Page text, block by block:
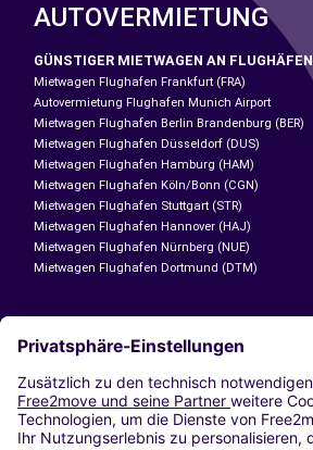
AUTOVERMIETUNG
GÜNSTIGER MIETWAGEN AN FLUGHÄFEN
Mietwagen Flughafen Frankfurt (FRA)
Autovermietung Flughafen Munich Airport
Mietwagen Flughafen Berlin Brandenburg (BER)
Mietwagen Flughafen Düsseldorf (DUS)
Mietwagen Flughafen Hamburg (HAM)
Mietwagen Flughafen Köln/Bonn (CGN)
Mietwagen Flughafen Stuttgart (STR)
Mietwagen Flughafen Hannover (HAJ)
Mietwagen Flughafen Nürnberg (NUE)
Mietwagen Flughafen Dortmund (DTM)
CARSHARING
UNSERE STÄDTE
Paris
Madrid
Washington DC